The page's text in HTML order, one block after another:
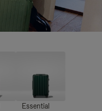
Essential